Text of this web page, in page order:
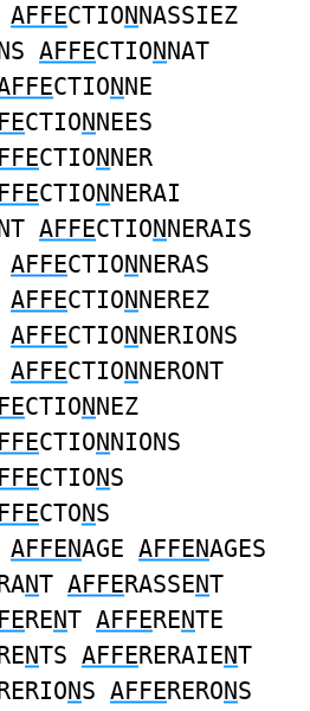
AFFECTIONNASSIEZ
AFFECTIONNAT
CTIONNE
CTIONNEES
CTIONNER
CTIONNERAI
AFFECTIONNERAIS
AFFECTIONNERAS
AFFECTIONNEREZ
AFFECTIONNERIONS
AFFECTIONNERONT
CTIONNEZ
CTIONNIONS
CTIONS
CTONS
AFFENAGE AFFENAGES
NT AFFERASSENT
RENT AFFERENTE
NTS AFFERERAIENT
NS AFFERERONS